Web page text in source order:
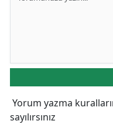
Yorum yazma
sayılırsınız